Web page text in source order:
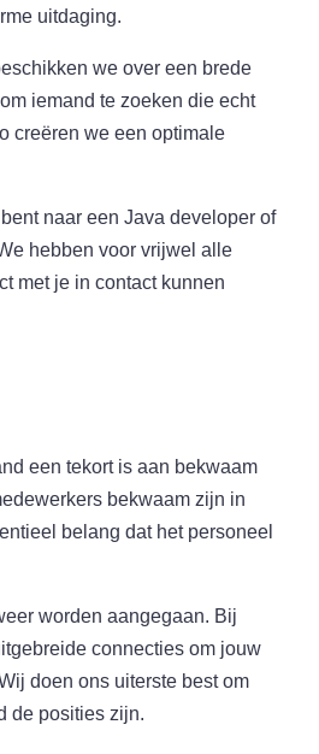
uitdaging.
we over een brede
iemand te zoeken die echt
creëren we een optimale
naar een Java developer of
hebben voor vrijwel alle
met je in contact kunnen
een tekort is aan bekwaam
bekwaam zijn in
belang dat het personeel
worden aangegaan. Bij
connecties om jouw
doen ons uiterste best om
de posities zijn.